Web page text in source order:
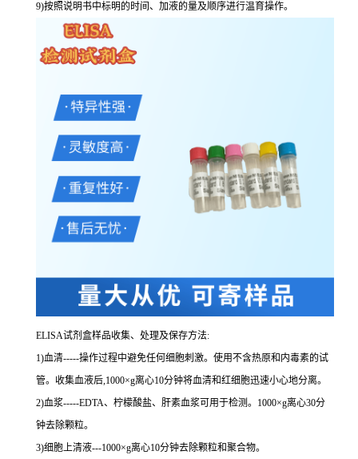
9)按照说明书中标明的时间、加液的量及顺序进行温育操作。
ELISA试剂盒样品收集、处理及保存方法:
1)血清-----操作过程中避免任何细胞刺激。使用不含热原和内毒素的试
管。收集血液后,1000×g离心10分钟将血清和红细胞迅速小心地分离。
2)血浆-----EDTA、柠檬酸盐、肝素血浆可用于检测。 1000×g离心30分
钟去除颗粒。
3)细胞上清液---1000×g离心10分钟去除颗粒和聚合物。